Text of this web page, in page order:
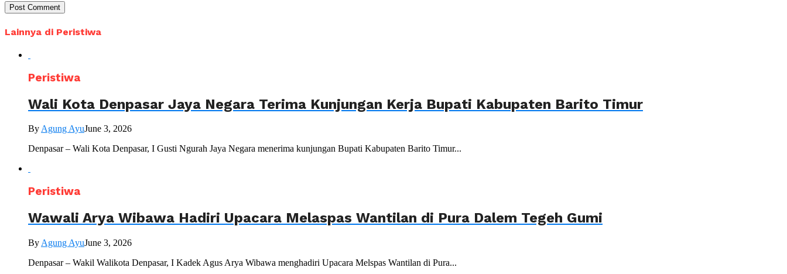
Lainnya di Peristiwa
Peristiwa
Wali Kota Denpasar Jaya Negara Terima Kunjungan Kerja Bupati Kabupaten Barito Timur
ByAgung AyuJune 3, 2026
Denpasar – Wali Kota Denpasar, I Gusti Ngurah Jaya Negara menerima kunjungan Bupati Kabupaten Barito Timur...
Peristiwa
Wawali Arya Wibawa Hadiri Upacara Melaspas Wantilan di Pura Dalem Tegeh Gumi
By Agung AyuJune 3, 2026
Denpasar – Wakil Walikota Denpasar, I Kadek Agus Arya Wibawa menghadiri Upacara Melspas Wantilan di Pura...